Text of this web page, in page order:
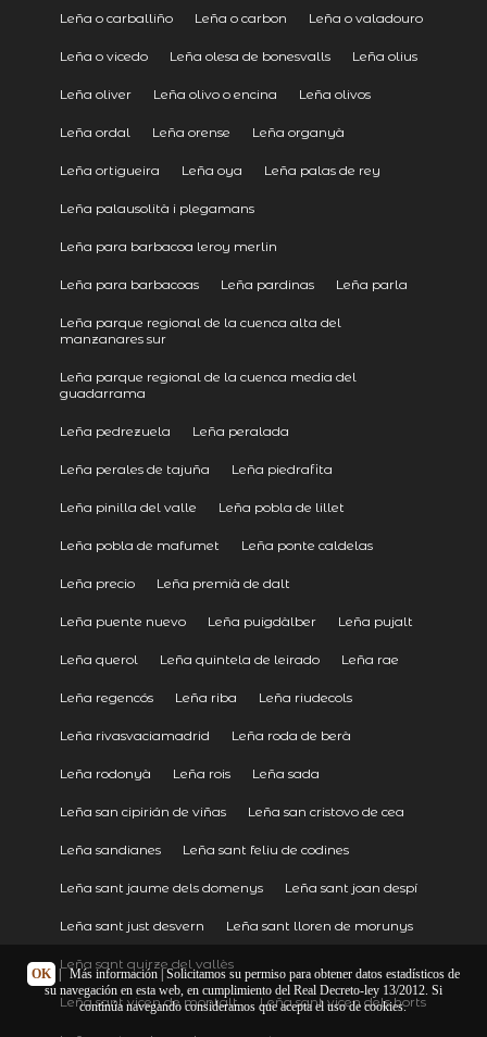
Leña o carballiño Leña o carbon Leña o valadouro
Leña o vicedo Leña olesa de bonesvalls Leña olius
Leña oliver Leña olivo o encina Leña olivos
Leña ordal Leña orense Leña organyà
Leña ortigueira Leña oya Leña palas de rey
Leña palausolità i plegamans
Leña para barbacoa leroy merlin
Leña para barbacoas Leña pardinas Leña parla
Leña parque regional de la cuenca alta del
manzanares sur
Leña parque regional de la cuenca media del
guadarrama
Leña pedrezuela Leña peralada
Leña perales de tajuña Leña piedrafita
Leña pinilla del valle Leña pobla de lillet
Leña pobla de mafumet Leña ponte caldelas
Leña precio Leña premià de dalt
Leña puente nuevo Leña puigdàlber Leña pujalt
Leña querol Leña quintela de leirado Leña rae
Leña regencós Leña riba Leña riudecols
Leña rivasvaciamadrid Leña roda de berà
Leña rodonyà Leña rois Leña sada
Leña san cipirián de viñas Leña san cristovo de cea
Leña sandianes Leña sant feliu de codines
Leña sant jaume dels domenys Leña sant joan despí
Leña sant just desvern Leña sant lloren de morunys
Leña sant quirze del vallès
Leña sant vicen de montalt Leña sant vicen dels horts
OK Más información| Solicitamos su permiso para obtener datos estadísticos de
su navegación en esta web, en cumplimiento del Real Decreto-ley 13/2012. Si
continúa navegando consideramos que acepta el uso de cookies.